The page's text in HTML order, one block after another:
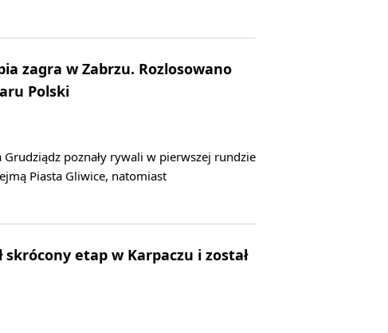
zagra w Zabrzu. Rozlosowano
Polski
poznały rywali w pierwszej rundzie
Piasta Gliwice, natomiast
skrócony etap w Karpaczu i został